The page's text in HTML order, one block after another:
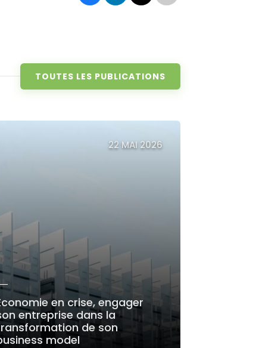
TOUTES LES PUBLICATIONS
22 MAI 2026
en crise, engager
entreprise dans la
de son
model